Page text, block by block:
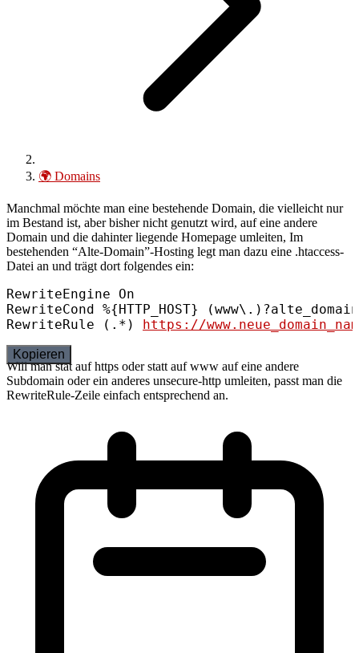
🌍 Domains
Manchmal möchte man eine bestehende Domain, die vielleicht nur
im Bestand ist, aber bisher nicht genutzt wird, auf eine andere
Domain und die dahinter liegende Homepage umleiten, Im
bestehenden “Alte-Domain”-Hosting legt man dazu eine .htaccess-
Datei an und trägt dort folgendes ein:
RewriteEngine On
RewriteCond %{HTTP_HOST}
RewriteRule (.*) https://
Kopieren
Will man stat auf https oder statt auf www auf eine andere
Subdomain oder ein anderes unsecure-http umleiten, passt man die
RewriteRule-Zeile einfach entsprechend an.